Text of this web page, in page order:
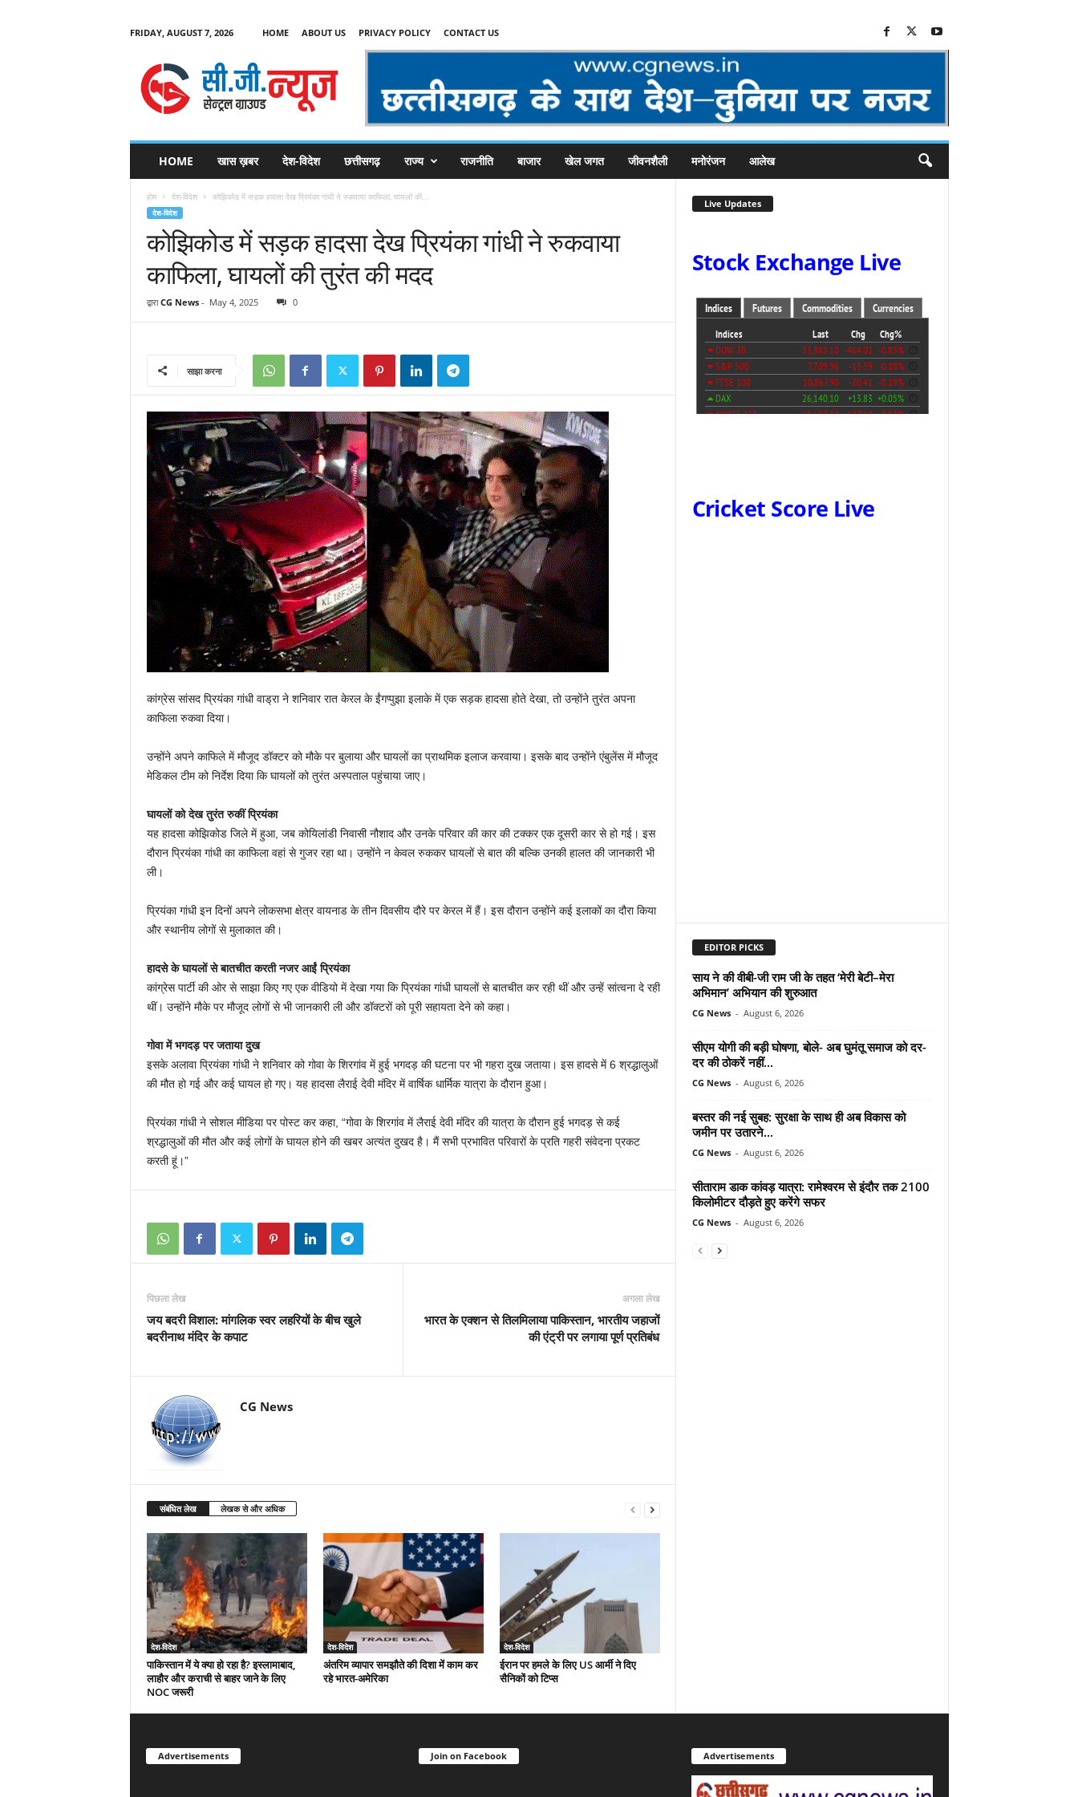
FRIDAY, AUGUST 7, 2026 HOME ABOUT US PRIVACY POLICY CONTACT US
C
HOME खास ख़बर देश-विदेश छत्तीसगढ़ राज्य राजनीति बाजार खेल जगत जीवनशैली मनोरंजन आलेख
होम देश-विदेश कोझिकोड में सड़क हादसा देख प्रियंका गांधी ने रुकवाया काफिला, घायलों की...
देश-विदेश
कोझिकोड में सड़क हादसा देख प्रियंका गांधी ने रुकवाया
काफिला, घायलों की तुरंत की मदद
द्वारा CG News- May 4, 2025 0
साझा करना
कांग्रेस सांसद प्रियंका गांधी वाड्रा ने शनिवार रात केरल के ईंगप्पुझा इलाके में एक सड़क हादसा होते देखा, तो उन्होंने तुरंत अपना
काफिला रुकवा दिया।
उन्होंने अपने काफिले में मौजूद डॉक्टर को मौके पर बुलाया और घायलों का प्राथमिक इलाज करवाया। इसके बाद उन्होंने एंबुलेंस में मौजूद
मेडिकल टीम को निर्देश दिया कि घायलों को तुरंत अस्पताल पहुंचाया जाए।
घायलों को देख तुरंत रुकीं प्रियंका
यह हादसा कोझिकोड जिले में हुआ, जब कोयिलांडी निवासी नौशाद और उनके परिवार की कार की टक्कर एक दूसरी कार से हो गई। इस
दौरान प्रियंका गांधी का काफिला वहां से गुजर रहा था। उन्होंने न केवल रुककर घायलों से बात की बल्कि उनकी हालत की जानकारी भी
ली।
प्रियंका गांधी इन दिनों अपने लोकसभा क्षेत्र वायनाड के तीन दिवसीय दौरे पर केरल में हैं। इस दौरान उन्होंने कई इलाकों का दौरा किया
और स्थानीय लोगों से मुलाकात की।
हादसे के घायलों से बातचीत करती नजर आईं प्रियंका
कांग्रेस पार्टी की ओर से साझा किए गए एक वीडियो में देखा गया कि प्रियंका गांधी घायलों से बातचीत कर रही थीं और उन्हें सांत्वना दे रही
थीं। उन्होंने मौके पर मौजूद लोगों से भी जानकारी ली और डॉक्टरों को पूरी सहायता देने को कहा।
गोवा में भगदड़ पर जताया दुख
इसके अलावा प्रियंका गांधी ने शनिवार को गोवा के शिरगांव में हुई भगदड़ की घटना पर भी गहरा दुख जताया। इस हादसे में 6 श्रद्धालुओं
की मौत हो गई और कई घायल हो गए। यह हादसा लैराई देवी मंदिर में वार्षिक धार्मिक यात्रा के दौरान हुआ।
प्रियंका गांधी ने सोशल मीडिया पर पोस्ट कर कहा, “गोवा के शिरगांव में लैराई देवी मंदिर की यात्रा के दौरान हुई भगदड़ से कई
श्रद्धालुओं की मौत और कई लोगों के घायल होने की खबर अत्यंत दुखद है। मैं सभी प्रभावित परिवारों के प्रति गहरी संवेदना प्रकट
करती हूं।”
पिछला लेख
जय बदरी विशाल: मांगलिक स्वर लहरियों के बीच खुले
बदरीनाथ मंदिर के कपाट
अगला लेख
भारत के एक्शन से तिलमिलाया पाकिस्तान, भारतीय जहाजों
की एंट्री पर लगाया पूर्ण प्रतिबंध
CG News
संबंधित लेख लेखक से और अधिक
देश-विदेश
पाकिस्तान में ये क्या हो रहा है? इस्लामाबाद,
लाहौर और कराची से बाहर जाने के लिए
NOC जरूरी
देश-विदेश
अंतरिम व्यापार समझौते की दिशा में काम कर
रहे भारत-अमेरिका
देश-विदेश
ईरान पर हमले के लिए US आर्मी ने दिए
सैनिकों को टिप्स
Live Updates
Stock Exchange Live
Cricket Score Live
EDITOR PICKS
साय ने की वीबी-जी राम जी के तहत ‘मेरी बेटी–मेरा
अभिमान’ अभियान की शुरुआत
CG News - August 6, 2026
सीएम योगी की बड़ी घोषणा, बोले- अब घुमंतू समाज को दर-
दर की ठोकरें नहीं...
CG News - August 6, 2026
बस्तर की नई सुबह: सुरक्षा के साथ ही अब विकास को
जमीन पर उतारने...
CG News - August 6, 2026
सीताराम डाक कांवड़ यात्रा: रामेश्वरम से इंदौर तक 2100
किलोमीटर दौड़ते हुए करेंगे सफर
CG News - August 6, 2026
Advertisements Join on Facebook Advertisements